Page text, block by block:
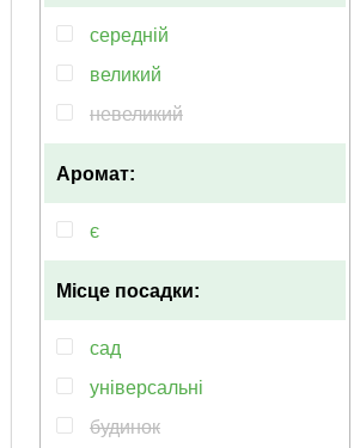
синій
бузковий
фіолетовий
середній
великий
невеликий
Аромат:
є
Місце посадки:
сад
універсальні
будинок